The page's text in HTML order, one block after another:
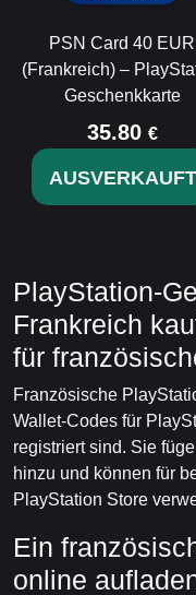
PSN Card 40 EUR
(Frankreich) –
Geschenkkarte
35.80 €
AUSVERKAUFT
PlayStation-
Frankreich
für
Französische
Wallet-Codes für
registriert sind. Sie
hinzu und können für
PlayStation Store
Ein
online